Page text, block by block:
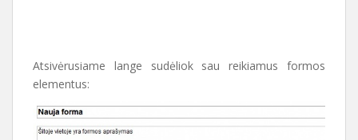
Atsivėrusiame lange sudėliok sau reikiamus formos
elementus: